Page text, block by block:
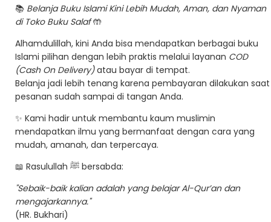
📚 Belanja Buku Islami Kini Lebih Mudah, Aman, dan Nyaman
di Toko Buku Salaf🤲
Alhamdulillah, kini Anda bisa mendapatkan berbagai buku
Islami pilihan dengan lebih praktis melalui layanan COD
(Cash On Delivery)atau bayar di tempat.
Belanja jadi lebih tenang karena pembayaran dilakukan saat
pesanan sudah sampai di tangan Anda.
✨ Kami hadir untuk membantu kaum muslimin
mendapatkan ilmu yang bermanfaat dengan cara yang
mudah, amanah, dan terpercaya.
📖 Rasulullah ﷺ bersabda:
"Sebaik-baik kalian adalah yang belajar Al-Qur’an dan
mengajarkannya."
(HR. Bukhari)